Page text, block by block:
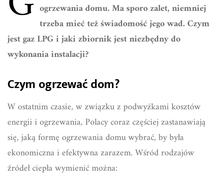
ogrzewania domu. Ma sporo zalet, niemniej
trzeba mieć też świadomość jego wad. Czym
jest gaz LPG i jaki zbiornik jest niezbędny do
wykonania instalacji?
Czym ogrzewać dom?
W ostatnim czasie, w związku z podwyżkami kosztów
energii i ogrzewania, Polacy coraz częściej zastanawiają
się, jaką formę ogrzewania domu wybrać, by była
ekonomiczna i efektywna zarazem. Wśród rodzajów
źródeł ciepła wymienić można: